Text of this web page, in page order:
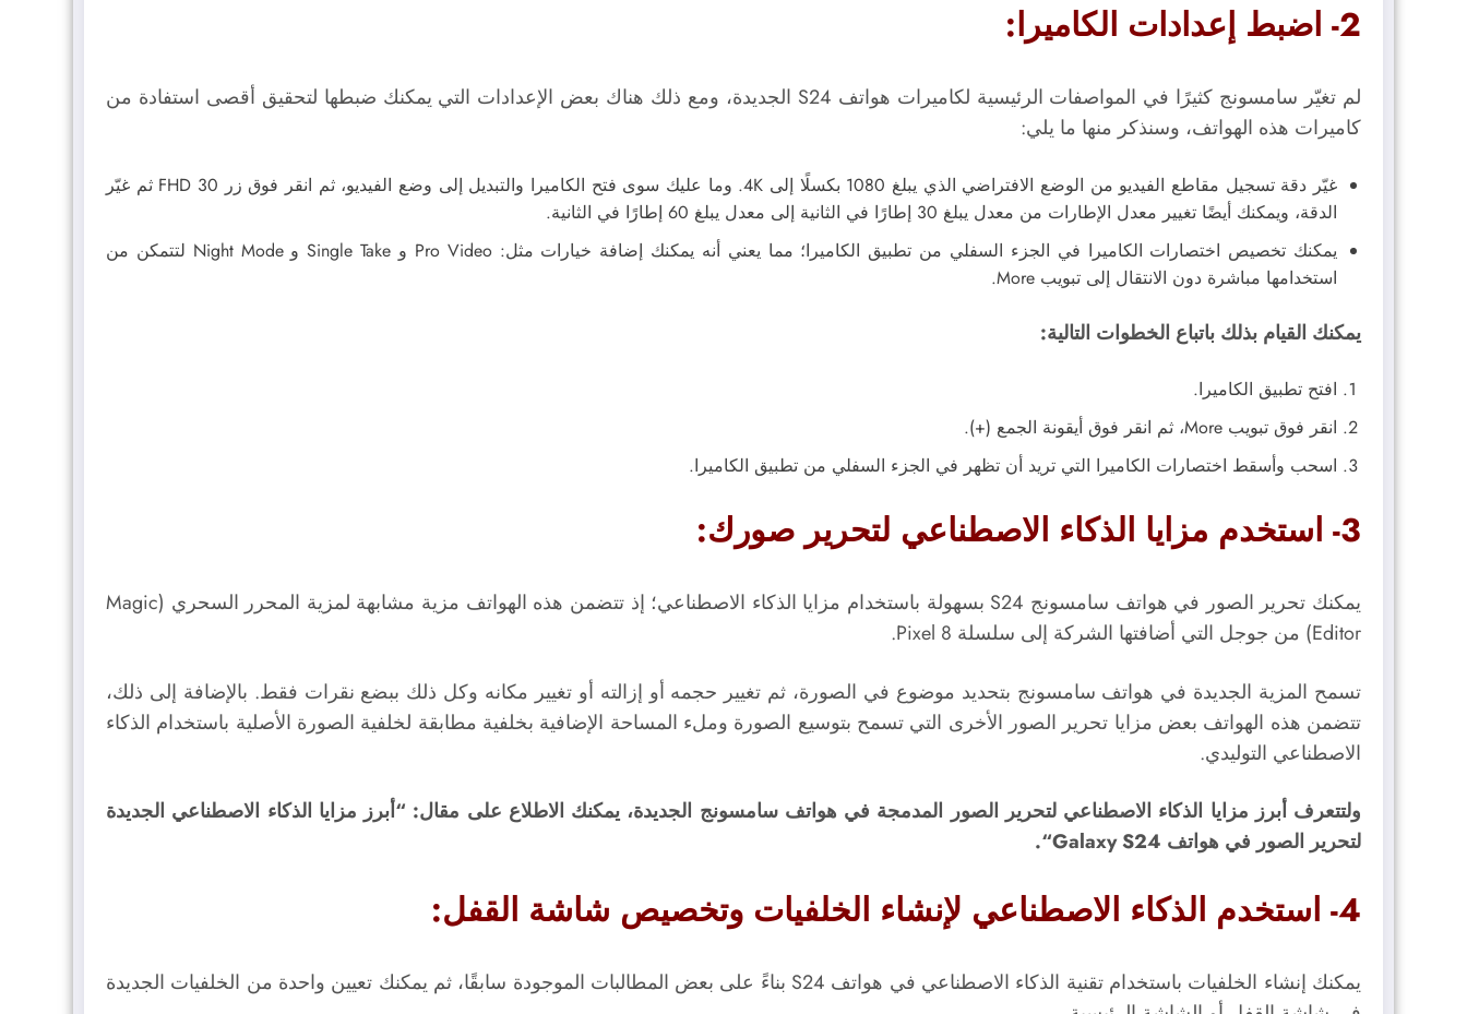
2- اضبط إعدادات الكاميرا:
لم تغيّر سامسونج كثيرًا في المواصفات الرئيسية لكاميرات هواتف S24 الجديدة، ومع ذلك هناك بعض الإعدادات التي يمكنك ضبطها لتحقيق أقصى استفادة من
كاميرات هذه الهواتف، وسنذكر منها ما يلي:
غيّر دقة تسجيل مقاطع الفيديو من الوضع الافتراضي الذي يبلغ 1080 بكسلًا إلى 4K. وما عليك سوى فتح الكاميرا والتبديل إلى وضع الفيديو، ثم انقر فوق زر FHD 30 ثم غيّر
الدقة، ويمكنك أيضًا تغيير معدل الإطارات من معدل يبلغ 30 إطارًا في الثانية إلى معدل يبلغ 60 إطارًا في الثانية.
يمكنك تخصيص اختصارات الكاميرا في الجزء السفلي من تطبيق الكاميرا؛ مما يعني أنه يمكنك إضافة خيارات مثل: Pro Video و Single Take و Night Mode لتتمكن من
استخدامها مباشرة دون الانتقال إلى تبويب More.
يمكنك القيام بذلك باتباع الخطوات التالية:
افتح تطبيق الكاميرا.
انقر فوق تبويب More، ثم انقر فوق أيقونة الجمع (+).
اسحب وأسقط اختصارات الكاميرا التي تريد أن تظهر في الجزء السفلي من تطبيق الكاميرا.
3- استخدم مزايا الذكاء الاصطناعي لتحرير صورك:
يمكنك تحرير الصور في هواتف سامسونج S24 بسهولة باستخدام مزايا الذكاء الاصطناعي؛ إذ تتضمن هذه الهواتف مزية مشابهة لمزية المحرر السحري (Magic
Editor) من جوجل التي أضافتها الشركة إلى سلسلة Pixel 8.
تسمح المزية الجديدة في هواتف سامسونج بتحديد موضوع في الصورة، ثم تغيير حجمه أو إزالته أو تغيير مكانه وكل ذلك ببضع نقرات فقط. بالإضافة إلى ذلك،
تتضمن هذه الهواتف بعض مزايا تحرير الصور الأخرى التي تسمح بتوسيع الصورة وملء المساحة الإضافية بخلفية مطابقة لخلفية الصورة الأصلية باستخدام الذكاء
الاصطناعي التوليدي.
ولتتعرف أبرز مزايا الذكاء الاصطناعي لتحرير الصور المدمجة في هواتف سامسونج الجديدة، يمكنك الاطلاع على مقال: “أبرز مزايا الذكاء الاصطناعي الجديدة
لتحرير الصور في هواتف Galaxy S24“.
4- استخدم الذكاء الاصطناعي لإنشاء الخلفيات وتخصيص شاشة القفل:
يمكنك إنشاء الخلفيات باستخدام تقنية الذكاء الاصطناعي في هواتف S24 بناءً على بعض المطالبات الموجودة سابقًا، ثم يمكنك تعيين واحدة من الخلفيات الجديدة